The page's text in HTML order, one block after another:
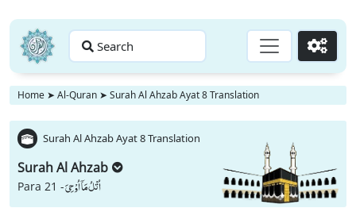
Search Go
Home ➤ Al-Quran ➤ Surah Al Ahzab Ayat 8 Translation
Surah Al Ahzab Ayat 8 Translation
Surah Al Ahzab
Para 21 -اُتْلُ مَاۤ اُوْحِیَ